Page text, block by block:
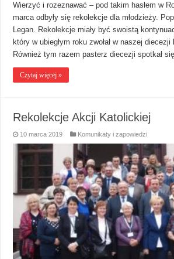
Wierzyć i rozeznawać – pod takim hasłem w
marca odbyły się rekolekcje dla młodzieży.
Legan. Rekolekcje miały być swoistą
który w ubiegłym roku zwołał w naszej
Również tym razem pasterz diecezji spotkał
Czytaj więcej »
Rekolekcje Akcji Katolickiej
10 marca 2019 Komunikaty i zapowiedzi